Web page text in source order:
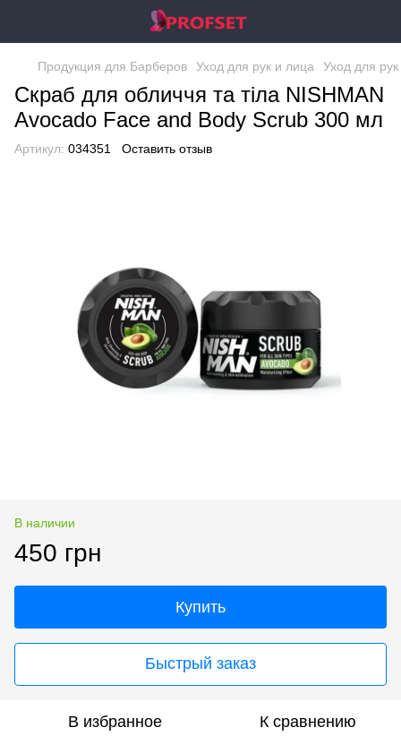
Продукция для Барберов Уход для рук и лица Уход для
Скраб для обличчя та тіла NISHMAN
Avocado Face and Body Scrub 300 мл
Артикул: 034351 Оставить отзыв
В наличии
450 грн
Купить
Быстрый заказ
В избранное К сравнению